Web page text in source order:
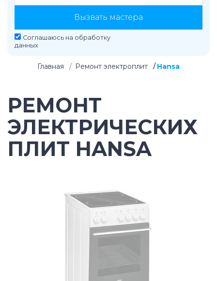
Вызвать мастера
Соглашаюсь на обработку
данных
Главная Ремонт электроплит Hansa
РЕМОНТ
ЭЛЕКТРИЧЕСКИХ
ПЛИТ HANSA